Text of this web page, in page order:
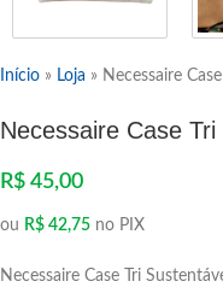
Início » Loja » Necessaire
Necessaire Case
R$ 45,00
ou R$ 42,75 no PIX
Necessaire Case Tri